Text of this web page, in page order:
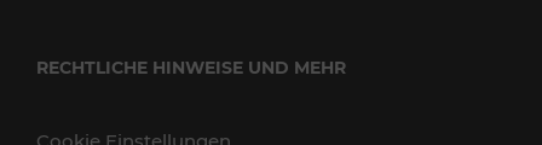
RECHTLICHE HINWEISE UND MEHR